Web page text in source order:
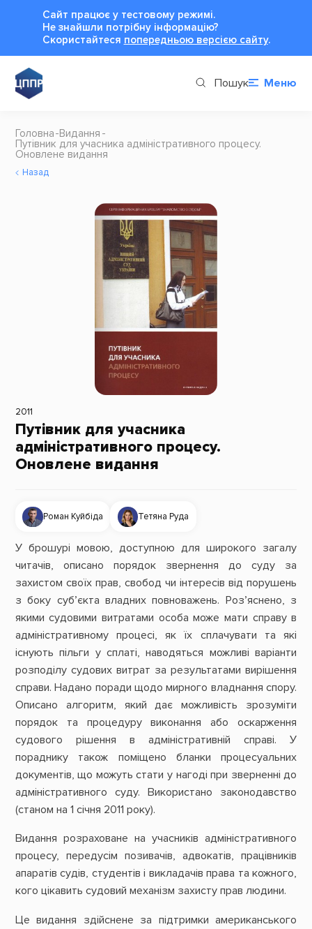
Сайт працює у тестовому режимі.
Не знайшли потрібну інформацію?
Cкористайтеся попередньою версією сайту.
Пошук Меню
Головна Видання
Путівник для учасника адміністративного процесу.
Оновлене видання
Назад
2011
Путівник для учасника
адміністративного процесу.
Оновлене видання
Роман Куйбіда Тетяна Руда
У брошурі мовою, доступною для широкого загалу
читачів, описано порядок звернення до суду за
захистом своїх прав, свобод чи інтересів від порушень
з боку суб’єкта владних повноважень. Роз’яснено, з
якими судовими витратами особа може мати справу в
адміністративному процесі, як їх сплачувати та які
існують пільги у сплаті, наводяться можливі варіанти
розподілу судових витрат за результатами вирішення
справи. Надано поради щодо мирного владнання спору.
Описано алгоритм, який дає можливість зрозуміти
порядок та процедуру виконання або оскарження
судового рішення в адміністративній справі. У
пораднику також поміщено бланки процесуальних
документів, що можуть стати у нагоді при зверненні до
адміністративного суду. Використано законодавство
(станом на 1 січня 2011 року).
Видання розраховане на учасників адміністративного
процесу, передусім позивачів, адвокатів, працівників
апаратів судів, студентів і викладачів права та кожного,
кого цікавить судовий механізм захисту прав людини.
Це видання здійснене за підтримки американського